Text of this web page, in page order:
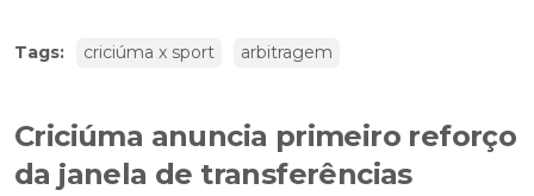
Tags: criciúma x sport arbitragem
Criciúma anuncia primeiro reforço
da janela de transferências